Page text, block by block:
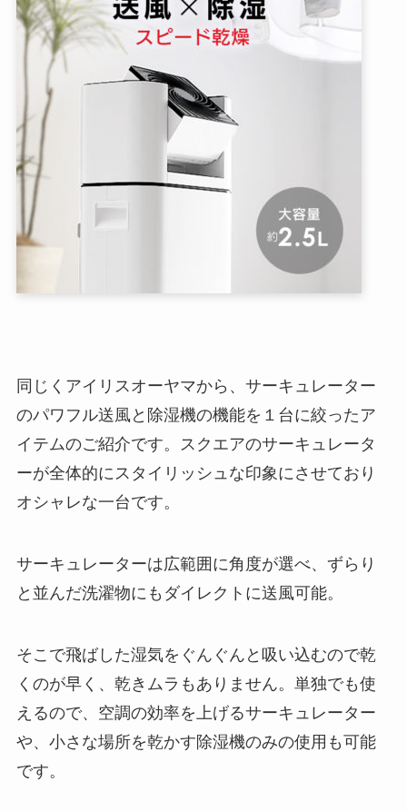
同じくアイリスオーヤマから、サーキュレーター
のパワフル送風と除湿機の機能を１台に絞ったア
イテムのご紹介です。スクエアのサーキュレータ
ーが全体的にスタイリッシュな印象にさせており
オシャレな一台です。
サーキュレーターは広範囲に角度が選べ、ずらり
と並んだ洗濯物にもダイレクトに送風可能。
そこで飛ばした湿気をぐんぐんと吸い込むので乾
くのが早く、乾きムラもありません。単独でも使
えるので、空調の効率を上げるサーキュレーター
や、小さな場所を乾かす除湿機のみの使用も可能
です。